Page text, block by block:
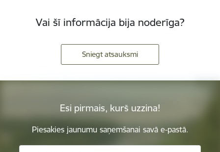
Vai šī informācija bija noderīga?
Sniegt atsauksmi
Esi pirmais, kurš uzzina!
Piesakies jaunumu saņemšanai savā e-pastā.